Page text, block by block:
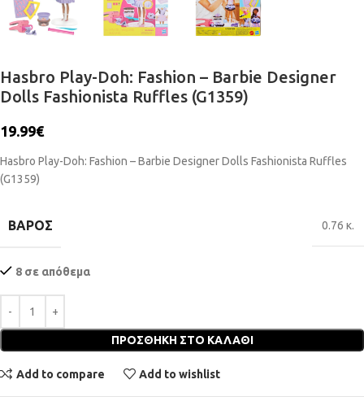
Hasbro Play-Doh: Fashion – Barbie Designer
Dolls Fashionista Ruffles (G1359)
19.99€
Hasbro Play-Doh: Fashion – Barbie Designer Dolls Fashionista Ruffles
(G1359)
ΒΆΡΟΣ 0.76 κ.
8 σε απόθεμα
ΠΡΟΣΘΉΚΗ ΣΤΟ ΚΑΛΆΘΙ
Add to compare Add to wishlist